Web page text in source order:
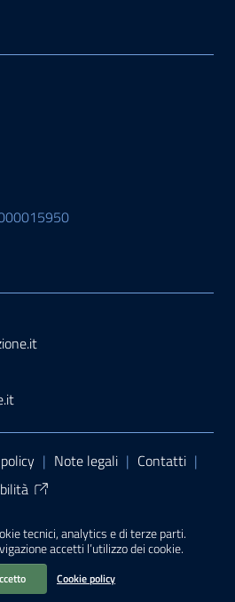
tecnici, analytics e di terze parti.
accetti l’utilizzo dei cookie.
Cookie policy
| Note legali | Contatti |
con WordPress
da